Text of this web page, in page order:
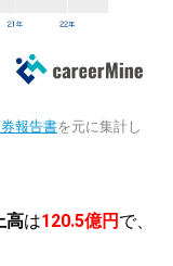
報告書を元に集計し
高は120.5億円 で、